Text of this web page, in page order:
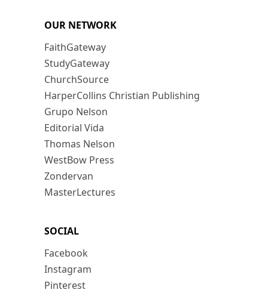
OUR NETWORK
FaithGateway
StudyGateway
ChurchSource
HarperCollins Christian Publishing
Grupo Nelson
Editorial Vida
Thomas Nelson
WestBow Press
Zondervan
MasterLectures
SOCIAL
Facebook
Instagram
Pinterest